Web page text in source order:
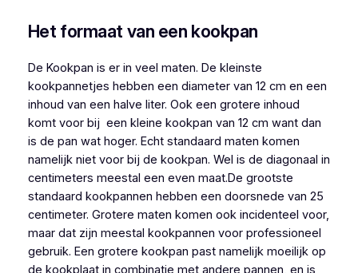
Het formaat van een kookpan
De Kookpan is er in veel maten. De kleinste
kookpannetjes hebben een diameter van 12 cm en een
inhoud van een halve liter. Ook een grotere inhoud
komt voor bij een kleine kookpan van 12 cm want dan
is de pan wat hoger. Echt standaard maten komen
namelijk niet voor bij de kookpan. Wel is de diagonaal in
centimeters meestal een even maat.De grootste
standaard kookpannen hebben een doorsnede van 25
centimeter. Grotere maten komen ook incidenteel voor,
maar dat zijn meestal kookpannen voor professioneel
gebruik. Een grotere kookpan past namelijk moeilijk op
de kookplaat in combinatie met andere pannen, en is